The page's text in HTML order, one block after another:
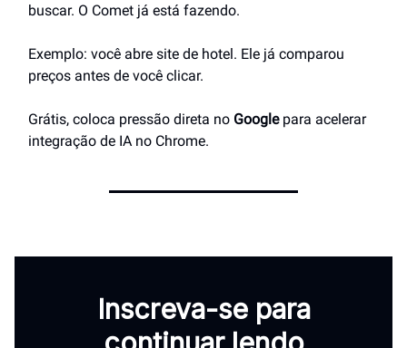
buscar. O Comet já está fazendo.
Exemplo: você abre site de hotel. Ele já comparou
preços antes de você clicar.
Grátis, coloca pressão direta no Googlepara acelerar
integração de IA no Chrome.
Inscreva-se para